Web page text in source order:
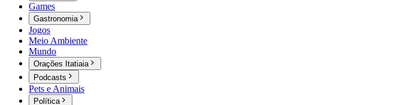
Games
Gastronomia
Jogos
Meio Ambiente
Mundo
Orações Itatiaia
Podcasts
Pets e Animais
Política